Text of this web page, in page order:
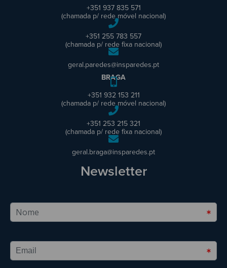
+351 937 835 571
(chamada p/ rede móvel nacional)
+351 255 783 557
(chamada p/ rede fixa nacional)
geral.paredes@insparedes.pt
BRAGA
+351 932 153 211
(chamada p/ rede móvel nacional)
+351 253 215 321
(chamada p/ rede fixa nacional)
geral.braga@insparedes.pt
Newsletter